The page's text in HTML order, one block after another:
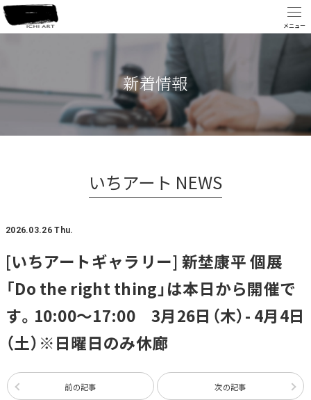
新着情報
いちアート NEWS
2026.03.26 Thu.
[いちアートギャラリー] 新埜康平 個展
「Do the right thing」は本日から開催で
す。10:00～17:00 3月26日（木）- 4月4日
（土）※日曜日のみ休廊
前の記事 次の記事